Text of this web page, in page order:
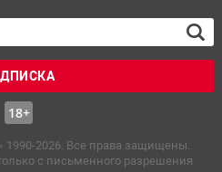
18+
1990-2026. Все права защищены.
с письменного разрешения